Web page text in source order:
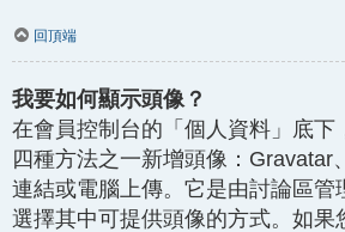
回頂端
我要如何顯示頭像？
在會員控制台的「個人資料」底下
四種方法之一新增頭像：Gravatar
連結或電腦上傳。它是由討論區管
選擇其中可提供頭像的方式。如果